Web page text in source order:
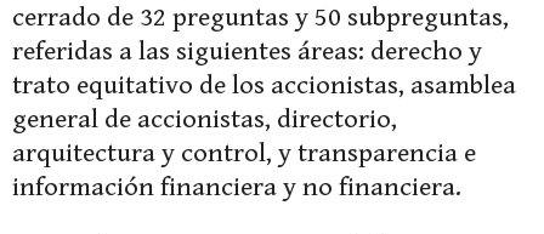
cerrado de 32 preguntas y 50 subpreguntas,
referidas a las siguientes áreas: derecho y
trato equitativo de los accionistas, asamblea
general de accionistas, directorio,
arquitectura y control, y transparencia e
información financiera y no financiera.